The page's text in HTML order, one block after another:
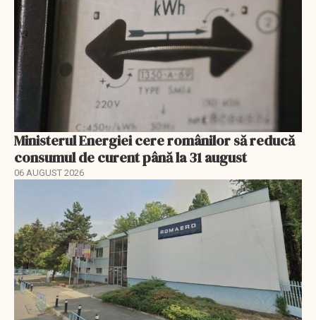
Ministerul Energiei cere românilor să reducă
consumul de curent până la 31 august
06 AUGUST 2026